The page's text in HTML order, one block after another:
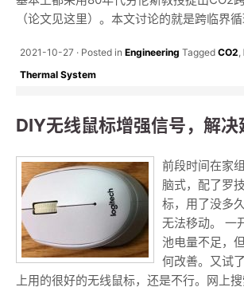
（论文见这里）。本文讨论的就是跨临界
2021-10-27 Posted in Engineering Tagged CO2,
Thermal System
DIY无线鼠标增强信号，解决
前段时间在家
脑式，配了罗
标，用了没多
无法移动。 一
池电量不足，
何改善。又试
上用的很好的无线鼠标，还是不行。网上